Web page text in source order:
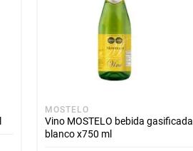
MOSTELO
Vino MOSTELO bebida gasificada
blanco x750 ml